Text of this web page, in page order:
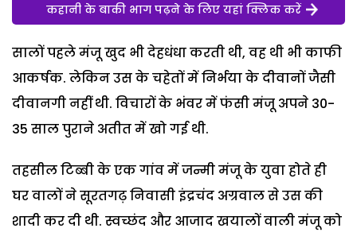
कहानी के बाकी भाग पढ़ने के लिए यहां क्लिक करें
सालों पहले मंजू खुद भी देहधंधा करती थी, वह थी भी काफी
आकर्षक. लेकिन उस के चहेतों में निर्भया के दीवानों जैसी
दीवानगी नहीं थी. विचारों के भंवर में फंसी मंजू अपने 30-
35 साल पुराने अतीत में खो गई थी.
तहसील टिब्बी के एक गांव में जन्मी मंजू के युवा होते ही
घर वालों ने सूरतगढ़ निवासी इंद्रचंद अग्रवाल से उस की
शादी कर दी थी. स्वच्छंद और आजाद खयालों वाली मंजू को